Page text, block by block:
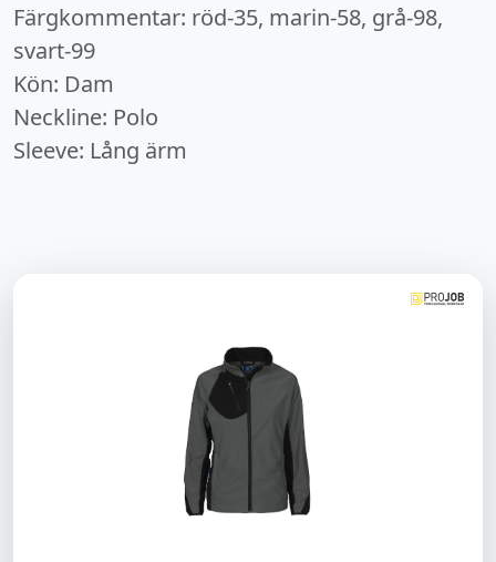
Färgkommentar: röd-35, marin-58, grå-98,
svart-99
Kön: Dam
Neckline: Polo
Sleeve: Lång ärm